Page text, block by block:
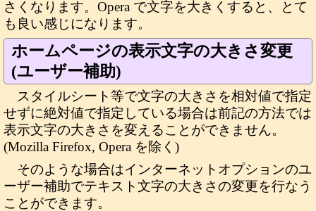
さくなります。Opera で文字を大きくすると、とて
も良い感じになります。
ホームページの表示文字の大きさ変更
(ユーザー補助)
スタイルシート等で文字の大きさを相対値で指定
せずに絶対値で指定している場合は前記の方法では
表示文字の大きさを変えることができません。
(Mozilla Firefox, Opera を除く)
そのような場合はインターネットオプションのユ
ーザー補助でテキスト文字の大きさの変更を行なう
ことができます。